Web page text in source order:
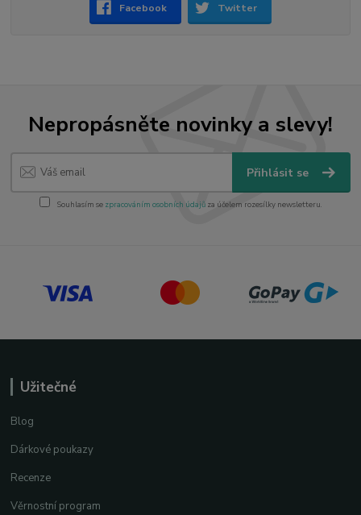
Facebook Twitter
Nepropásněte novinky a slevy!
Přihlásit se
Souhlasím se zpracováním osobních údajůza účelem rozesílky newsletteru.
Užitečné
Blog
Dárkové poukazy
Recenze
Věrnostní program